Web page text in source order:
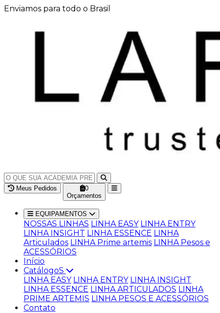
Enviamos para todo o Brasil
Meus Pedidos
0
Orçamentos
EQUIPAMENTOS
NOSSAS LINHAS LINHA EASY LINHA ENTRY
LINHA INSIGHT LINHA ESSENCE LINHA
Articulados LINHA Prime artemis LINHA Pesos e
ACESSÓRIOS
Início
CatálogoS
LINHA EASY LINHA ENTRY LINHA INSIGHT
LINHA ESSENCE LINHA ARTICULADOS LINHA
PRIME ARTEMIS LINHA PESOS E ACESSÓRIOS
Contato